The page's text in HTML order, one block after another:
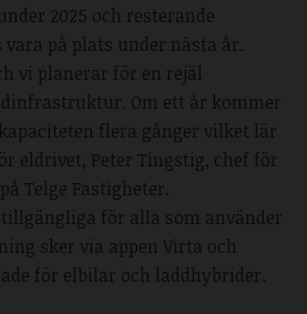
2025 och resterande
på plats under nästa år.
vi planerar för en rejäl
Om ett år kommer
flera gånger vilket lär
eldrivet, Peter Tingstig, chef för
Telge Fastigheter.
för alla som använder
sker via appen Virta och
för elbilar och laddhybrider.